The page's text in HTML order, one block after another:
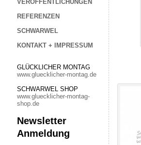
VERÖFFENTLICHUNGEN
REFERENZEN
SCHWARWEL
KONTAKT + IMPRESSUM
GLÜCKLICHER MONTAG
www.gluecklicher-montag.de
SCHWARWEL SHOP
www.gluecklicher-montag-
shop.de
Newsletter
Anmeldung